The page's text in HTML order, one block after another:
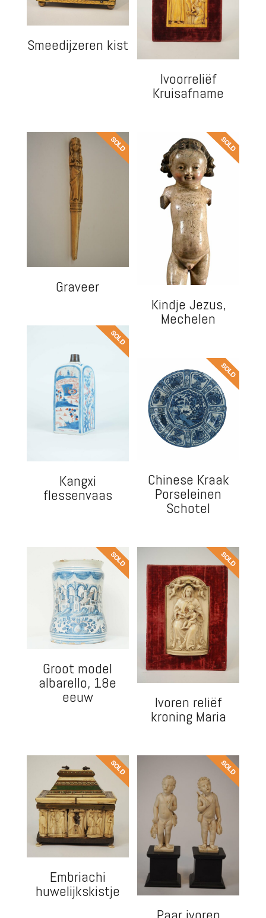
Smeedijzeren kist
Ivoorreliëf
Kruisafname
Graveer
Kindje Jezus,
Mechelen
Kangxi
flessenvaas
Chinese Kraak
Porseleinen
Schotel
Groot model
albarello, 18e
eeuw Ivoren reliëf
kroning Maria
Embriachi
huwelijkskistje